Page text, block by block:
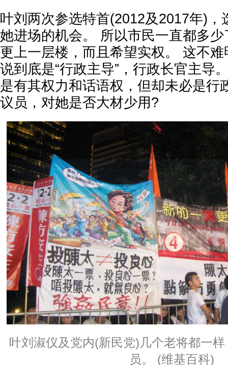
叶刘两次参选特首(2012及2017年)，
她进场的机会。 所以市民一直都多
更上一层楼，而且希望实权。 这不
说到底是“行政主导”，行政长官主导
是有其权力和话语权，但却未必是行
议员，对她是否大材少用?
叶刘淑仪及党内(新民党)几个老将都一
员。 (维基百科)